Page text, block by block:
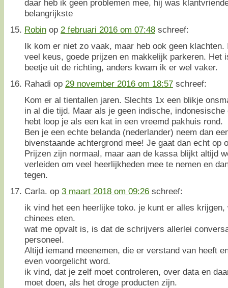
daar heb ik geen problemen mee, hij was
belangrijkste
Robin op 2 februari 2016 om 07:48 schreef:
Ik kom er niet zo vaak, maar heb ook geen
veel keus, goede prijzen en makkelijk parkeren. Het
beetje uit de richting, anders kwam ik er wel vaker.
Rahadi op 29 november 2016 om 18:57 schreef:
Kom er al tientallen jaren. Slechts 1x een blikje
in al die tijd. Maar als je geen indische,
hebt loop je als een kat in een vreemd pakhuis rond.
Ben je een echte belanda (nederlander) neem dan
bivenstaande achtergrond mee! Je gaat dan echt op
Prijzen zijn normaal, maar aan de kassa blijkt altijd
verleiden om veel heerlijkheden mee te nemen en
tegen.
Carla. op 3 maart 2018 om 09:26 schreef:
ik vind het een heerlijke toko. je kunt er alles
chinees eten.
wat me opvalt is, is dat de schrijvers allerlei
personeel.
Altijd iemand meenemen, die er verstand van heeft
even voorgelicht word.
ik vind, dat je zelf moet controleren, over data en
moet doen, als het droge producten zijn.